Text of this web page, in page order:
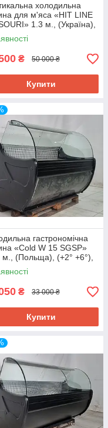
холодильна
для м'яса «HIT LINE
1.3 м., (Україна),
₴ 50 000 ₴
Купити
гастрономічна
«Cold W 15 SGSP»
м., (Польща), (+2° +6°),
73 см., Б/у
₴ 33 000 ₴
Купити